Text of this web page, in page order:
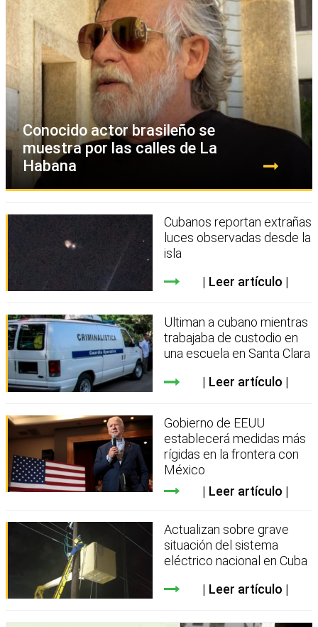
Conocido actor brasileño se
muestra por las calles de La
Habana
Cubanos reportan extrañas
luces observadas desde la
isla
Leer artículo
Ultiman a cubano mientras
trabajaba de custodio en
una escuela en Santa Clara
Leer artículo
Gobierno de EEUU
establecerá medidas más
rígidas en la frontera con
México
Leer artículo
Actualizan sobre grave
situación del sistema
eléctrico nacional en Cuba
Leer artículo